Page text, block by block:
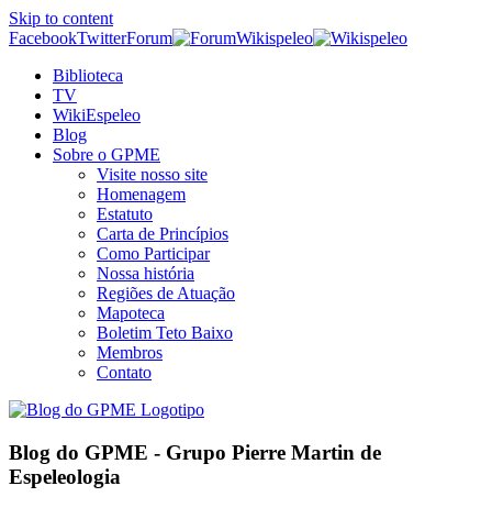
Skip to content
FacebookTwitterForum
Wikispeleo
Biblioteca
TV
WikiEspeleo
Blog
Sobre o GPME
Visite nosso site
Homenagem
Estatuto
Carta de Princípios
Como Participar
Nossa história
Regiões de Atuação
Mapoteca
Boletim Teto Baixo
Membros
Contato
Blog do GPME - Grupo Pierre Martin de
Espeleologia